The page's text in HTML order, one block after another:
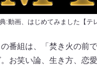
:動画、はじめてみました【テ
の番組は、「焚き火の前
お笑い論、生き方、恋